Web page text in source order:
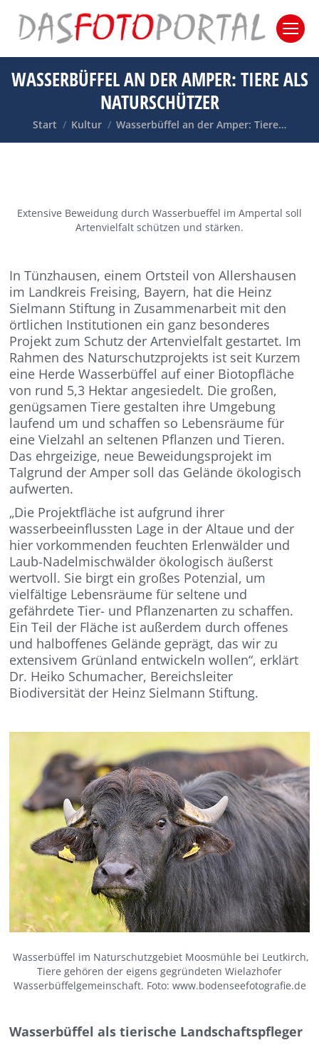
WASSERBÜFFEL AN DER AMPER: TIERE ALS
NATURSCHÜTZER
Sie befinden sich hier:
Start Kultur Wasserbüffel an der Amper: Tiere…
Extensive Beweidung durch Wasserbueffel im Ampertal soll
Artenvielfalt schützen und stärken.
In Tünzhausen, einem Ortsteil von Allershausen
im Landkreis Freising, Bayern, hat die Heinz
Sielmann Stiftung in Zusammenarbeit mit den
örtlichen Institutionen ein ganz besonderes
Projekt zum Schutz der Artenvielfalt gestartet. Im
Rahmen des Naturschutzprojekts ist seit Kurzem
eine Herde Wasserbüffel auf einer Biotopfläche
von rund 5,3 Hektar angesiedelt. Die großen,
genügsamen Tiere gestalten ihre Umgebung
laufend um und schaffen so Lebensräume für
eine Vielzahl an seltenen Pflanzen und Tieren.
Das ehrgeizige, neue Beweidungsprojekt im
Talgrund der Amper soll das Gelände ökologisch
aufwerten.
„Die Projektfläche ist aufgrund ihrer
wasserbeeinflussten Lage in der Altaue und der
hier vorkommenden feuchten Erlenwälder und
Laub-Nadelmischwälder ökologisch äußerst
wertvoll. Sie birgt ein großes Potenzial, um
vielfältige Lebensräume für seltene und
gefährdete Tier- und Pflanzenarten zu schaffen.
Ein Teil der Fläche ist außerdem durch offenes
und halboffenes Gelände geprägt, das wir zu
extensivem Grünland entwickeln wollen“, erklärt
Dr. Heiko Schumacher, Bereichsleiter
Biodiversität der Heinz Sielmann Stiftung.
Wasserbüffel im Naturschutzgebiet Moosmühle bei Leutkirch,
Tiere gehören der eigens gegründeten Wielazhofer
Wasserbüffelgemeinschaft. Foto: www.bodenseefotografie.de
Wasserbüffel als tierische Landschaftspfleger